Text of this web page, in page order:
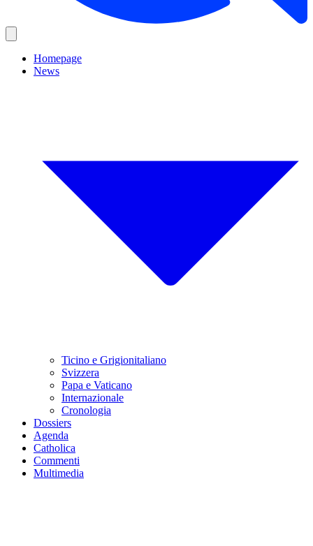
Homepage
News
Ticino e Grigionitaliano
Svizzera
Papa e Vaticano
Internazionale
Cronologia
Dossiers
Agenda
Catholica
Commenti
Multimedia